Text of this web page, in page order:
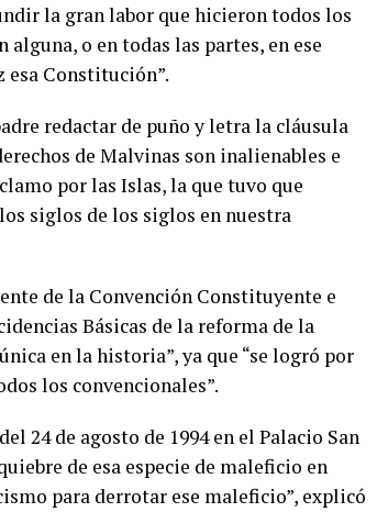
la gran labor que hicieron todos los
o en todas las partes, en ese
Constitución”.
redactar de puño y letra la cláusula
de Malvinas son inalienables e
por las Islas, la que tuvo que
siglos de los siglos en nuestra
de la Convención Constituyente e
Básicas de la reforma de la
en la historia”, ya que “se logró por
los convencionales”.
24 de agosto de 1994 en el Palacio San
de esa especie de maleficio en
para derrotar ese maleficio”, explicó